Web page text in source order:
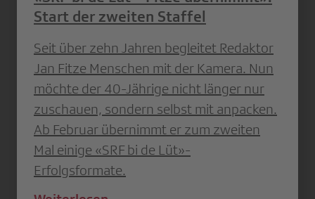
Start der zweiten Staffel
Seit über zehn Jahren begleitet Redaktor
Jan Fitze Menschen mit der Kamera. Nun
möchte der 40-Jährige nicht länger nur
zuschauen, sondern selbst mit anpacken.
Ab Februar übernimmt er zum zweiten
Mal einige «SRF bi de Lüt»-
Erfolgsformate.